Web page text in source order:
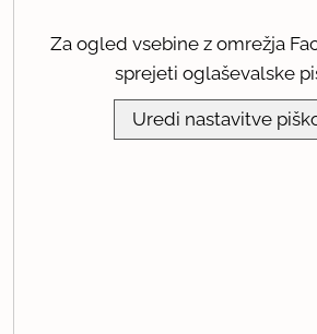
Za ogled vsebine z omrežja
sprejeti oglaševalske
Uredi nastavitve